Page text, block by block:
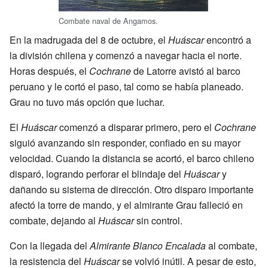
Combate naval de Angamos.
En la madrugada del 8 de octubre, el Huáscarencontró a
la división chilena y comenzó a navegar hacia el norte.
Horas después, el Cochranede Latorre avistó al barco
peruano y le cortó el paso, tal como se había planeado.
Grau no tuvo más opción que luchar.
El Huáscarcomenzó a disparar primero, pero el Cochrane
siguió avanzando sin responder, confiado en su mayor
velocidad. Cuando la distancia se acortó, el barco chileno
disparó, logrando perforar el blindaje del Huáscary
dañando su sistema de dirección. Otro disparo importante
afectó la torre de mando, y el almirante Grau falleció en
combate, dejando al Huáscarsin control.
Con la llegada del Almirante Blanco Encaladaal combate,
la resistencia del Huáscarse volvió inútil. A pesar de esto,